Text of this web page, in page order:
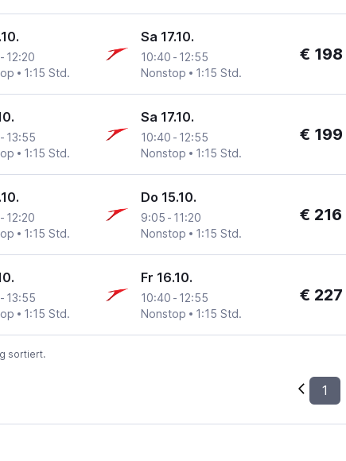
- 12:20
1:15 Std.
Sa 17.10.
10:40 - 12:55
Nonstop
1:15 Std.
€ 198
- 13:55
1:15 Std.
Sa 17.10.
10:40 - 12:55
Nonstop
1:15 Std.
€ 199
- 12:20
1:15 Std.
Do 15.10.
9:05 - 11:20
Nonstop
1:15 Std.
€ 216
- 13:55
1:15 Std.
Fr 16.10.
10:40 - 12:55
Nonstop
1:15 Std.
€ 227
sortiert.
1